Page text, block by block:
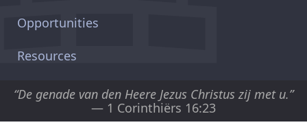
Opportunities
Resources
“De genade van den Heere Jezus Christus zij met u.”
— 1 Corinthiërs 16:23